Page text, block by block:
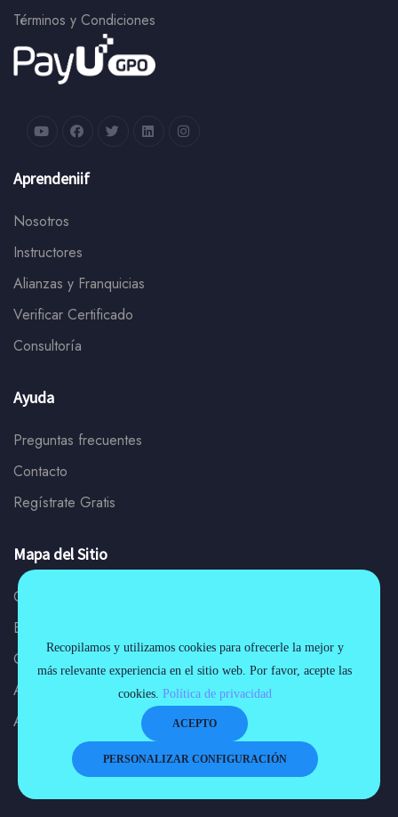
Términos y Condiciones
Aprendeniif
Nosotros
Instructores
Alianzas y Franquicias
Verificar Certificado
Consultoría
Ayuda
Preguntas frecuentes
Contacto
Regístrate Gratis
Mapa del Sitio
Cursos y Diplomados
Blog
Certificaciones
AprendeNiif en Costa Rica
AprendeNiif en Guatemala
Recopilamos y utilizamos cookies para ofrecerle la mejor y
más relevante experiencia en el sitio web. Por favor, acepte las
cookies. Política de privacidad
ACEPTO
PERSONALIZAR CONFIGURACIÓN